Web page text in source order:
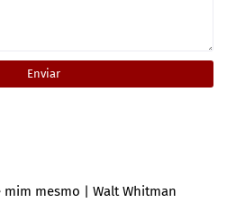
mim mesmo | Walt Whitman